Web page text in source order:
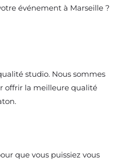
événement à Marseille ?
studio. Nous sommes
offrir la meilleure qualité
que vous puissiez vous